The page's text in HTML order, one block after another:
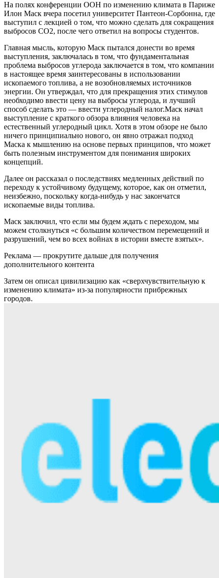
На полях конференции ООН по изменению климата в Париже
Илон Маск вчера посетил университет Пантеон-Сорбонна, где
выступил с лекцией о том, что можно сделать для сокращения
выбросов CO2, после чего ответил на вопросы студентов.
Главная мысль, которую Маск пытался донести во время
выступления, заключалась в том, что фундаментальная
проблема выбросов углерода заключается в том, что компании
в настоящее время заинтересованы в использовании
ископаемого топлива, а не возобновляемых источников
энергии. Он утверждал, что для прекращения этих стимулов
необходимо ввести цену на выбросы углерода, и лучший
способ сделать это — ввести углеродный налог.Маск начал
выступление с краткого обзора влияния человека на
естественный углеродный цикл. Хотя в этом обзоре не было
ничего принципиально нового, он явно отражал подход
Маска к мышлению на основе первых принципов, что может
быть полезным инструментом для понимания широких
концепций.
Далее он рассказал о последствиях медленных действий по
переходу к устойчивому будущему, которое, как он отметил,
неизбежно, поскольку когда-нибудь у нас закончатся
ископаемые виды топлива.
Маск заключил, что если мы будем ждать с переходом, мы
можем столкнуться «с большим количеством перемещений и
разрушений, чем во всех войнах в истории вместе взятых».
Реклама — прокрутите дальше для получения
дополнительного контента
Затем он описал цивилизацию как «сверхчувствительную к
изменению климата» из-за популярности прибрежных
городов.